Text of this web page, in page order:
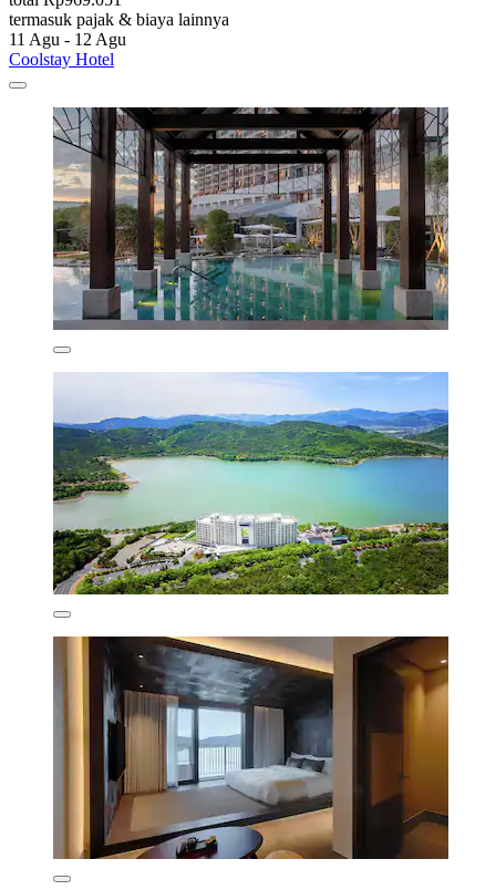
termasuk pajak & biaya lainnya
11 Agu - 12 Agu
Coolstay Hotel